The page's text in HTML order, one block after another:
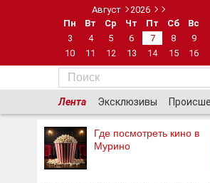
Август
2026
Пн
Вт Ср Чт Пт Сб
Вс
3
4 5 6 7 8
9
10
11 12 13 14 15 16
Лента Эксклюзивы
Где посмотреть кино в
Мурино